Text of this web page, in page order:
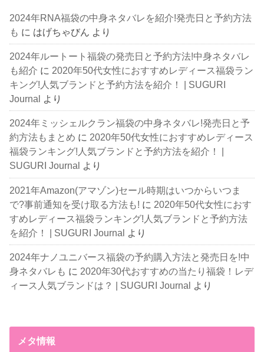
2024年RNA福袋の中身ネタバレを紹介!発売日と予約方法
も に はげちゃびん より
2024年ルートート福袋の発売日と予約方法!中身ネタバレ
も紹介 に 2020年50代女性におすすめレディース福袋ラン
キング!人気ブランドと予約方法を紹介！ | SUGURI
Journal より
2024年ミッシェルクラン福袋の中身ネタバレ!発売日と予
約方法もまとめ に 2020年50代女性におすすめレディース
福袋ランキング!人気ブランドと予約方法を紹介！ |
SUGURI Journal
より
2021年Amazon(アマゾン)セール時期はいつからいつま
で?事前通知を受け取る方法も! に 2020年50代女性におす
すめレディース福袋ランキング!人気ブランドと予約方法
を紹介！ | SUGURI Journal より
2024年ナノユニバース福袋の予約購入方法と発売日を!中
身ネタバレも に 2020年30代おすすめの当たり福袋！レデ
ィース人気ブランドは？ | SUGURI Journal
より
メタ情報